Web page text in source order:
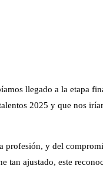
llegado a la etapa
2025 y que nos
y del
tan ajustado, este